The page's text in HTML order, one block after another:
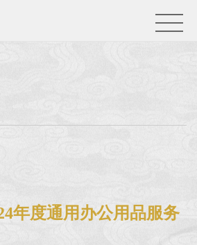
年度通用办公用品服务